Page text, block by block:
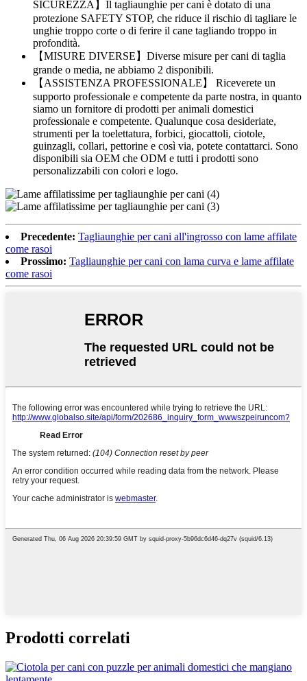
SICUREZZA】Il tagliaunghie per cani è dotato di una
protezione SAFETY STOP, che riduce il rischio di tagliare le
unghie troppo corte o di ferire il cane tagliando troppo in
profondità.
【MISURE DIVERSE】Diverse misure per cani di taglia
grande o media, ne abbiamo 2 disponibili.
【ASSISTENZA PROFESSIONALE】 Riceverete un
supporto professionale e competente da parte nostra, in quanto
siamo un fornitore di prodotti per animali domestici
professionale e competente. Qualunque cosa desideriate,
strumenti per la toelettatura, forbici, giocattoli, ciotole,
guinzagli, collari, pettorine e così via, potete contattarci. Sono
disponibili sia OEM che ODM e tutti i prodotti sono
personalizzabili con colori e logo.
Precedente: Tagliaunghie per cani all'ingrosso con lame affilate
come rasoi
Prossimo: Tagliaunghie per cani con lama curva e lame affilate
come rasoi
Prodotti correlati